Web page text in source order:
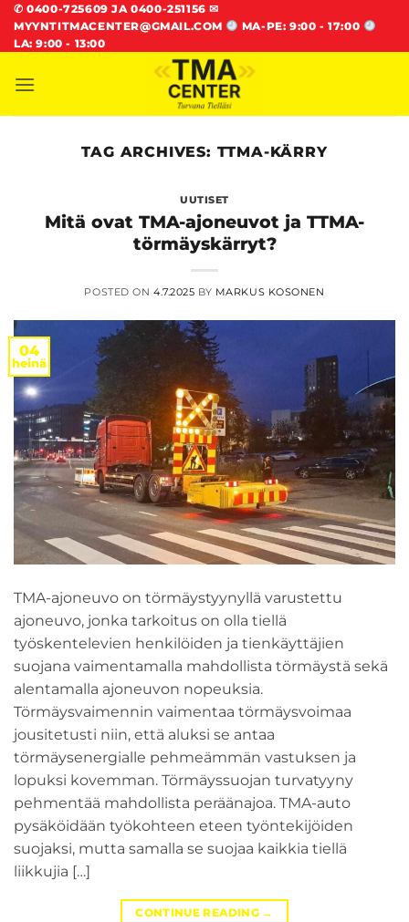
Skip
to
content
✆ 0400-725609 JA 0400-251156✉
MYYNTITMACENTER@GMAIL.COM
MA-PE: 9:00 - 17:00
LA: 9:00 - 13:00
TAG ARCHIVES: TTMA-KÄRRY
UUTISET
Mitä ovat TMA-ajoneuvot ja TTMA-
törmäyskärryt?
POSTED ON4.7.2025 BY MARKUS KOSONEN
04
heinä
TMA-ajoneuvo on törmäystyynyllä varustettu
ajoneuvo, jonka tarkoitus on olla tiellä
työskentelevien henkilöiden ja tienkäyttäjien
suojana vaimentamalla mahdollista törmäystä sekä
alentamalla ajoneuvon nopeuksia.
Törmäysvaimennin vaimentaa törmäysvoimaa
jousitetusti niin, että aluksi se antaa
törmäysenergialle pehmeämmän vastuksen ja
lopuksi kovemman. Törmäyssuojan turvatyyny
pehmentää mahdollista peräänajoa. TMA-auto
pysäköidään työkohteen eteen työntekijöiden
suojaksi, mutta samalla se suojaa kaikkia tiellä
liikkujia […]
CONTINUE READING →